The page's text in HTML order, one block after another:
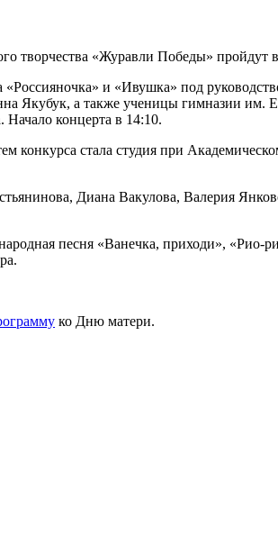
творчества «Журавли Победы»
«Россияночка» и «Ивушка» под
Якубук, а также ученицы гимназии
концерта в 14:10.
конкурса стала студия при
Диана Вакулова, Валерия
песня «Ванечка, приходи», «Рио-
ко Дню матери.